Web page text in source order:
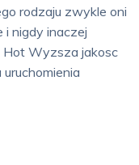
rodzaju zwykle oni
i nigdy inaczej
Wyzsza jakosc